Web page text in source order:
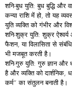
शनि-बुध युति: बुध बुद्धि और
कन्या राशि में हो, तो यह
युति व्यक्ति को गंभीर और
शनि-शुक्र युति: शुक्र
फैशन, या विलासिता से
भी मजबूत करती है।
शनि-गुरु युति: गुरु ज्ञान
है और व्यक्ति को दार्शनिक,
कर्म” का संतुलन बनाती है।